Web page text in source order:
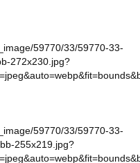
59770/33/59770-33-
272x230.jpg?
59770/33/59770-33-
255x219.jpg?